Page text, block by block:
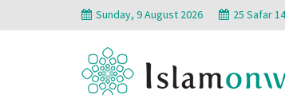
Sunday, 9 August 2026 25 Safar